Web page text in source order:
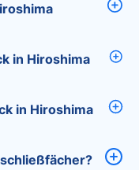
in Hiroshima
in Hiroshima